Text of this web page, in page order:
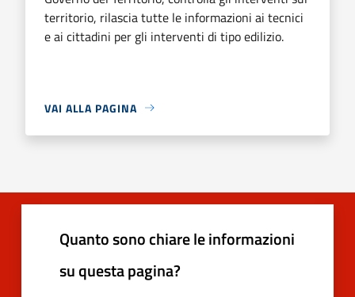
territorio, rilascia tutte le informazioni ai tecnici
e ai cittadini per gli interventi di tipo edilizio.
VAI ALLA PAGINA
Quanto sono chiare le informazioni
su questa pagina?